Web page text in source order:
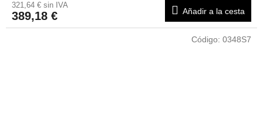
321,64 € sin IVA
389,18 € Añadir a la cesta
Código: 0348S7